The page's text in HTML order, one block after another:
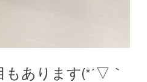
もあります(*´▽｀